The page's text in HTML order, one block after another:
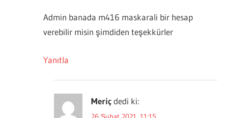
Admin banada m416 maskarali bir hesap
verebilir misin şimdiden teşekkürler
Yanıtla
Meriç dedi ki: